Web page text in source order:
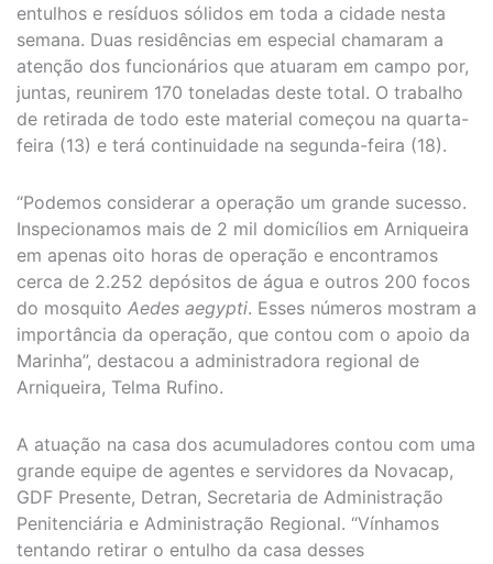
entulhos e resíduos sólidos em toda a cidade nesta
semana. Duas residências em especial chamaram a
atenção dos funcionários que atuaram em campo por,
juntas, reunirem 170 toneladas deste total. O trabalho
de retirada de todo este material começou na quarta-
feira (13) e terá continuidade na segunda-feira (18).
“Podemos considerar a operação um grande sucesso.
Inspecionamos mais de 2 mil domicílios em Arniqueira
em apenas oito horas de operação e encontramos
cerca de 2.252 depósitos de água e outros 200 focos
do mosquito Aedes aegypti. Esses números mostram a
importância da operação, que contou com o apoio da
Marinha”, destacou a administradora regional de
Arniqueira, Telma Rufino.
A atuação na casa dos acumuladores contou com uma
grande equipe de agentes e servidores da Novacap,
GDF Presente, Detran, Secretaria de Administração
Penitenciária e Administração Regional. “Vínhamos
tentando retirar o entulho da casa desses